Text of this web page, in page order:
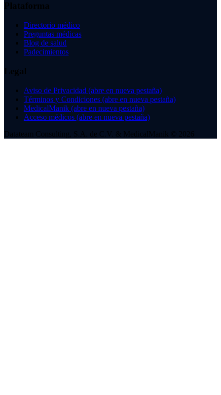
Plataforma
Directorio médico
Preguntas médicas
Blog de salud
Padecimientos
Legal
Aviso de Privacidad (abre en nueva pestaña)
Términos y Condiciones (abre en nueva pestaña)
MedicalManik (abre en nueva pestaña)
Acceso médicos (abre en nueva pestaña)
Datateam Consulting, S.A. de C.V. & MedicalManik © 2026